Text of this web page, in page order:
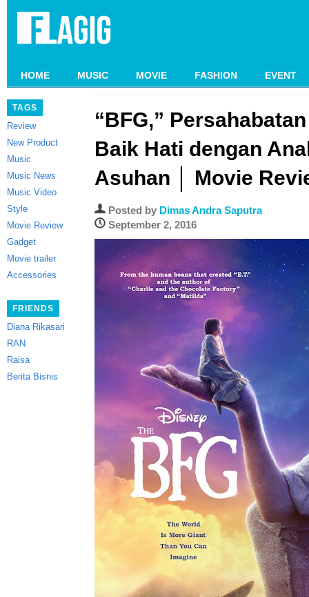
HOME MUSIC MOVIE FASHION EVENT
TAGS
Review
New Product
Music
Music News
Music Video
Style
Movie Review
Gadget
Movie trailer
Accessories
FRIENDS
Diana Rikasari
RAN
Raisa
Berita Bisnis
“BFG,”
Baik Hati dengan
Asuhan │ Movie
Posted by Dimas Andra Saputra
September 2, 2016